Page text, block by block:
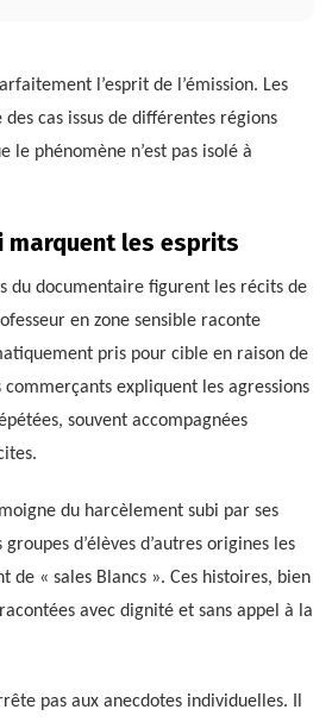
l’esprit de l’émission. Les
cas issus de différentes régions
le phénomène n’est pas isolé à
marquent les esprits
du documentaire figurent les récits de
en zone sensible raconte
pris pour cible en raison de
commerçants expliquent les agressions
souvent accompagnées
du harcèlement subi par ses
d’élèves d’autres origines les
de « sales Blancs ». Ces histoires, bien
avec dignité et sans appel à la
pas aux anecdotes individuelles. Il